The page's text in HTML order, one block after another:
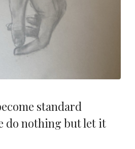
standard
do nothing but let it